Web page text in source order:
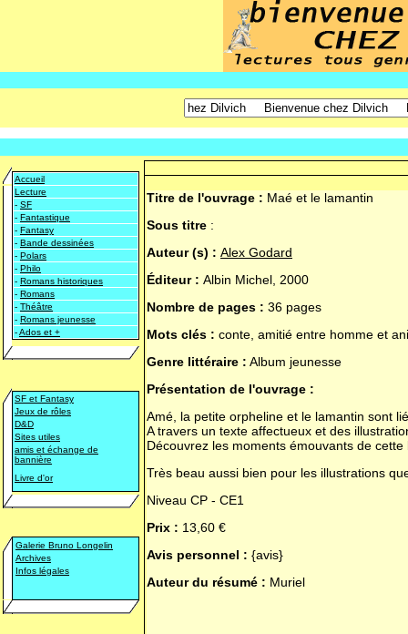
Accueil
Lecture
- SF
- Fantastique
- Fantasy
- Bande dessinées
- Polars
- Philo
- Romans historiques
- Romans
- Théâtre
- Romans jeunesse
-Ados et +
SF et Fantasy
Jeux de rôles
D&D
Sites utiles
amis et échange de
bannière
Livre d'or
Galerie Bruno Longelin
Archives
Infos légales
Titre de l'ouvrage : Maé et le lamantin
Sous titre :
Auteur (s) : Alex Godard
Éditeur : Albin Michel, 2000
Nombre de pages : 36 pages
Mots clés : conte, amitié entre homme et
Genre littéraire : Album jeunesse
Présentation de l'ouvrage :
Amé, la petite orpheline et le lamantin sont
A travers un texte affectueux et des
Découvrez les moments émouvants de
Très beau aussi bien pour les illustrations
Niveau CP - CE1
Prix : 13,60 €
Avis personnel : {avis}
Auteur du résumé : Muriel